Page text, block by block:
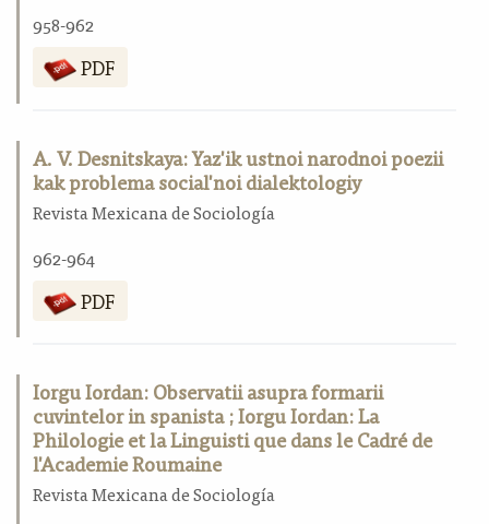
958-962
PDF
A. V. Desnitskaya: Yaz'ik ustnoi narodnoi poezii
kak problema social'noi dialektologiy
Revista Mexicana de Sociología
962-964
PDF
Iorgu Iordan: Observatii asupra formarii
cuvintelor in spanista ; Iorgu Iordan: La
Philologie et la Linguisti que dans le Cadré de
l'Academie Roumaine
Revista Mexicana de Sociología